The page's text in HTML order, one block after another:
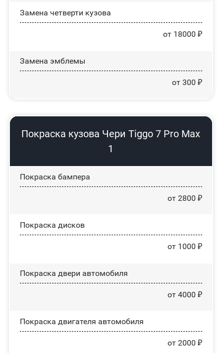
Замена четверти кузова
от 18000 ₽
Замена эмблемы
от 300 ₽
Покраска кузова Чери Tiggo 7 Pro Max
1
Покраска бампера
от 2800 ₽
Покраска дисков
от 1000 ₽
Покраска двери автомобиля
от 4000 ₽
Покраска двигателя автомобиля
от 2000 ₽